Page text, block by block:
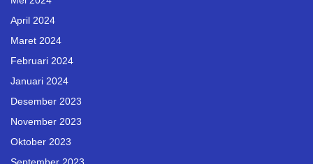
April 2024
Maret 2024
Februari 2024
Januari 2024
Desember 2023
November 2023
Oktober 2023
September 2023